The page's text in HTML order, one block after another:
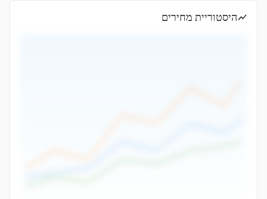
היסטוריית מחירים